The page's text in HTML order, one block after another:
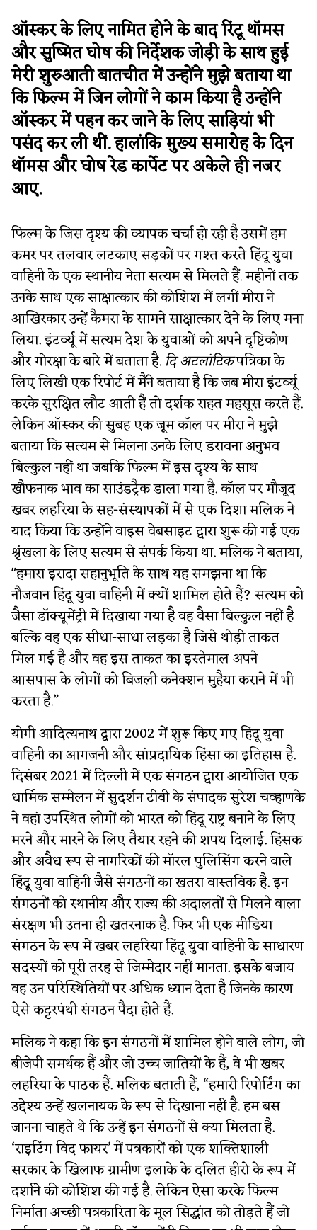
ऑस्कर के लिए नामित होने के बाद रिंटू थॉमस
और सुष्मित घोष की निर्देशक जोड़ी के साथ हुई
मेरी शुरुआती बातचीत में उन्होंने मुझे बताया था
कि फिल्म में जिन लोगों ने काम किया है उन्होंने
ऑस्कर में पहन कर जाने के लिए साड़ियां भी
पसंद कर ली थीं. हालांकि मुख्य समारोह के दिन
थॉमस और घोष रेड कार्पेट पर अकेले ही नजर
आए.
फिल्म के जिस दृश्य की व्यापक चर्चा हो रही है उसमें हम
कमर पर तलवार लटकाए सड़कों पर गश्त करते हिंदू युवा
वाहिनी के एक स्थानीय नेता सत्यम से मिलते हैं. महीनों तक
उनके साथ एक साक्षात्कार की कोशिश में लगीं मीरा ने
आखिरकार उन्हें कैमरा के सामने साक्षात्कार देने के लिए मना
लिया. इंटर्व्यू में सत्यम देश के युवाओं को अपने दृष्टिकोण
और गोरक्षा के बारे में बताता है.दि अटलांटिकपत्रिका के
लिए लिखी एक रिपोर्ट में मैंने बताया है कि जब मीरा इंटर्व्यू
करके सुरक्षित लौट आती हैें तो दर्शक राहत महसूस करते हैं.
लेकिन ऑस्कर की सुबह एक जूम कॉल पर मीरा ने मुझे
बताया कि सत्यम से मिलना उनके लिए डरावना अनुभव
बिल्कुल नहीं था जबकि फिल्म में इस दृश्य के साथ
खौफनाक भाव का साउंडट्रैक डाला गया है. कॉल पर मौजूद
खबर लहरिया के सह-संस्थापकों में से एक दिशा मलिक ने
याद किया कि उन्होंने वाइस वेबसाइट द्वारा शुरू की गई एक
श्रृंखला के लिए सत्यम से संपर्क किया था. मलिक ने बताया,
"हमारा इरादा सहानुभूति के साथ यह समझना था कि
नौजवान हिंदू युवा वाहिनी में क्यों शामिल होते हैं? सत्यम को
जैसा डॉक्यूमेंट्री में दिखाया गया है वह वैसा बिल्कुल नहीं है
बल्कि वह एक सीधा-साधा लड़का है जिसे थोड़ी ताकत
मिल गई है और वह इस ताकत का इस्तेमाल अपने
आसपास के लोगों को बिजली कनेक्शन मुहैया कराने में भी
करता है.”
योगी आदित्यनाथ द्वारा 2002 में शुरू किए गए हिंदू युवा
वाहिनी का आगजनी और सांप्रदायिक हिंसा का इतिहास है.
दिसंबर 2021 में दिल्ली में एक संगठन द्वारा आयोजित एक
धार्मिक सम्मेलन में सुदर्शन टीवी के संपादक सुरेश चव्हाणके
ने वहां उपस्थित लोगों को भारत को हिंदू राष्ट्र बनाने के लिए
मरने और मारने के लिए तैयार रहने की शपथ दिलाई. हिंसक
और अवैध रूप से नागरिकों की मॉरल पुलिसिंग करने वाले
हिंदू युवा वाहिनी जैसे संगठनों का खतरा वास्तविक है. इन
संगठनों को स्थानीय और राज्य की अदालतों से मिलने वाला
संरक्षण भी उतना ही खतरनाक है. फिर भी एक मीडिया
संगठन के रूप में खबर लहरिया हिंदू युवा वाहिनी के साधारण
सदस्यों को पूरी तरह से जिम्मेदार नहीं मानता. इसके बजाय
वह उन परिस्थितियों पर अधिक ध्यान देता है जिनके कारण
ऐसे कट्टरपंथी संगठन पैदा होते हैं.
मलिक ने कहा कि इन संगठनों में शामिल होने वाले लोग, जो
बीजेपी समर्थक हैं और जो उच्च जातियों के हैं, वे भी खबर
लहरिया के पाठक हैं. मलिक बताती हैं, “हमारी रिपोर्टिंग का
उद्देश्य उन्हें खलनायक के रूप से दिखाना नहीं है. हम बस
जानना चाहते थे कि उन्हें इन संगठनों से क्या मिलता है.
‘राइटिंग विद फायर’ में पत्रकारों को एक शक्तिशाली
सरकार के खिलाफ ग्रामीण इलाके के दलित हीरो के रूप में
दर्शाने की कोशिश की गई है. लेकिन ऐसा करके फिल्म
निर्माता अच्छी पत्रकारिता के मूल सिद्धांत को तोड़ते हैं जो